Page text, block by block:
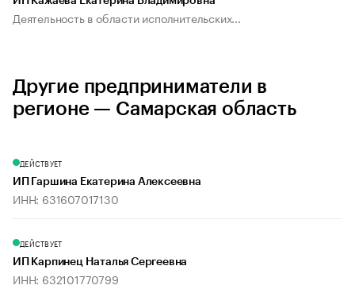
Деятельность в области исполнительских...
Другие предприниматели в
регионе — Самарская область
ДЕЙСТВУЕТ
ИП Гаршина Екатерина Алексеевна
ИНН: 631607017130
ДЕЙСТВУЕТ
ИП Карпинец Наталья Сергеевна
ИНН: 632101770799